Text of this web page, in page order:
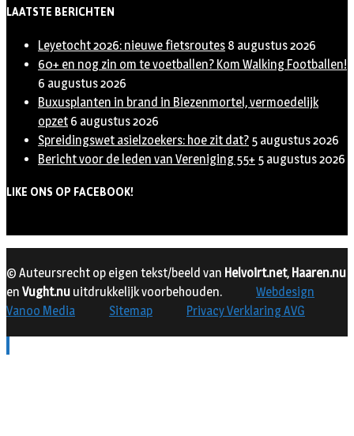
LAATSTE BERICHTEN
Leyetocht 2026: nieuwe fietsroutes 8 augustus 2026
60+ en nog zin om te voetballen? Kom Walking Footballen!
6 augustus 2026
Buxusplanten in brand in Biezenmortel, vermoedelijk
opzet 6 augustus 2026
Spreidingswet asielzoekers: hoe zit dat? 5 augustus 2026
Bericht voor de leden van Vereniging 55+ 5 augustus 2026
LIKE ONS OP FACEBOOK!
© Auteursrecht op eigen tekst/beeld van Helvoirt.net, Haaren.nu
en Vught.nu uitdrukkelijk voorbehouden.
Webdesign
Vanoo Media
Sitemap Privacy Verklaring AVG